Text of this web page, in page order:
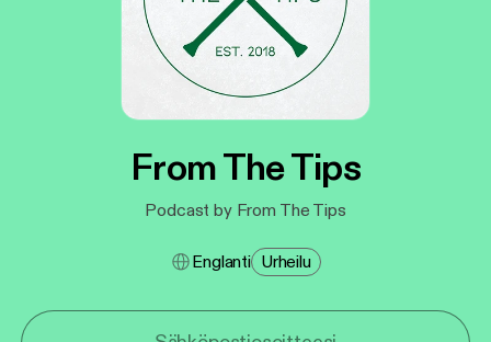
From The Tips
Podcast by From The Tips
Englanti Urheilu